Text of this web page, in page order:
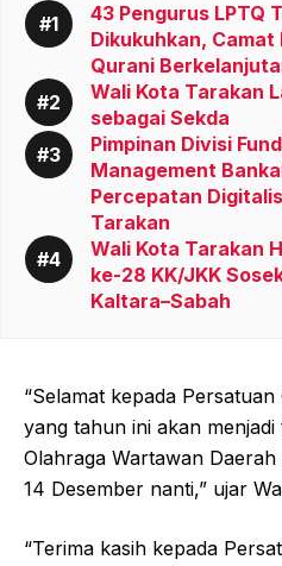
43 Pengurus LPTQ
Dikukuhkan, Camat
Qurani
Wali Kota Tarakan
sebagai Sekda
Pimpinan Divisi
Management
Percepatan
Tarakan
Wali Kota Tarakan
ke-28 KK/JKK
Kaltara–Sabah
“Selamat kepada
yang tahun ini akan
Olahraga Wartawan
14 Desember nanti,” ujar
“Terima kasih kepada